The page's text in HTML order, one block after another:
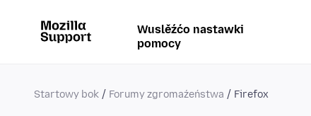
Wuslěźćo nastawki
pomocy
Startowy bok Forumy zgromaźeństwa Firefox